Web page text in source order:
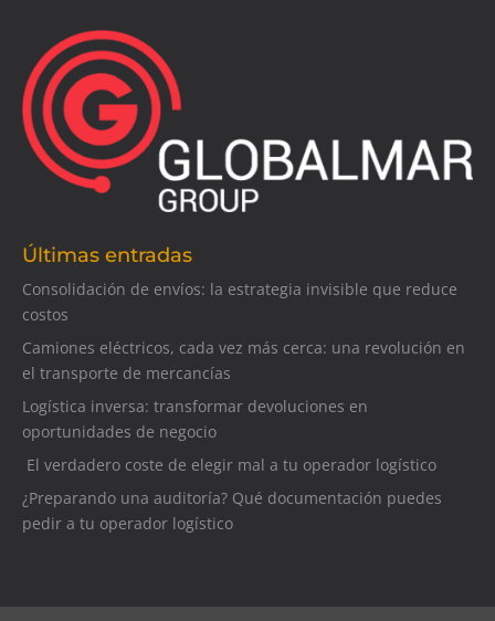
Últimas entradas
Consolidación de envíos: la estrategia invisible que reduce
costos
Camiones eléctricos, cada vez más cerca: una revolución en
el transporte de mercancías
Logística inversa: transformar devoluciones en
oportunidades de negocio
El verdadero coste de elegir mal a tu operador logístico
¿Preparando una auditoría? Qué documentación puedes
pedir a tu operador logístico